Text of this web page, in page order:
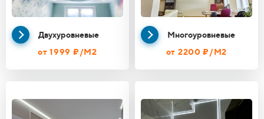
Двухуровневые
от 1999 ₽/М2
Многоуровневые
от 2200 ₽/М2